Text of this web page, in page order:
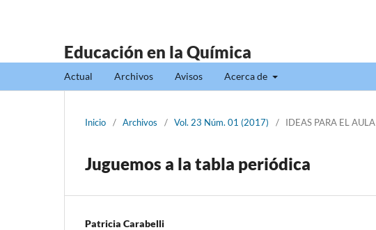
Educación en la Química
Actual Archivos Avisos Acerca de
Inicio / Archivos / Vol. 23 Núm. 01 (2017) / IDEAS PARA EL AULA
Juguemos a la tabla periódica
Patricia Carabelli